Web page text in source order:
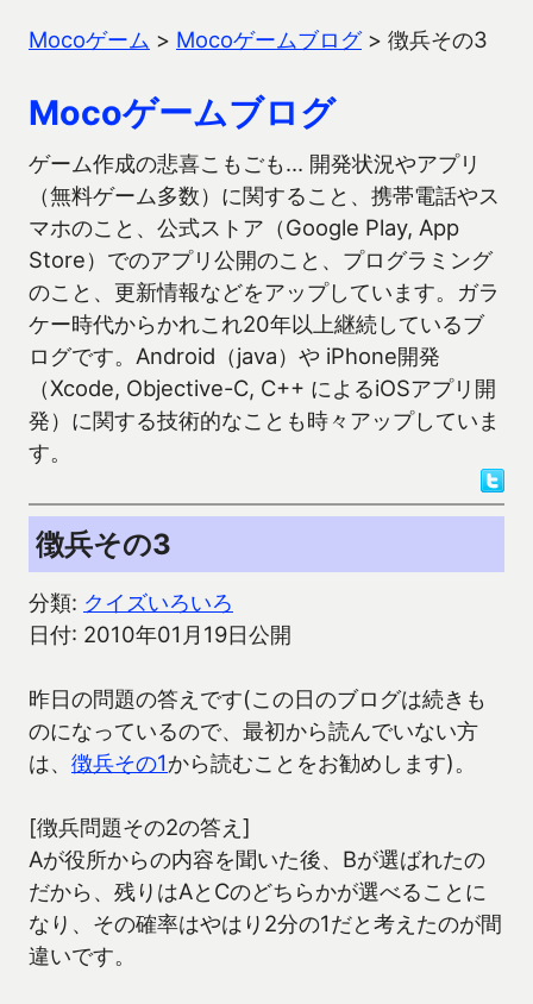
Mocoゲーム > Mocoゲームブログ> 徴兵その3
Mocoゲームブログ
ゲーム作成の悲喜こもごも… 開発状況やアプリ
（無料ゲーム多数）に関すること、携帯電話やス
マホのこと、公式ストア（Google Play, App
Store）でのアプリ公開のこと、プログラミング
のこと、更新情報などをアップしています。ガラ
ケー時代からかれこれ20年以上継続しているブ
ログです。Android（java）や iPhone開発
（Xcode, Objective-C, C++ によるiOSアプリ開
発）に関する技術的なことも時々アップしていま
す。
徴兵その3
分類: クイズいろいろ
日付: 2010年01月19日公開
昨日の問題の答えです(この日のブログは続きも
のになっているので、最初から読んでいない方
は、 徴兵その1から読むことをお勧めします)。
[徴兵問題その2の答え]
Aが役所からの内容を聞いた後、Bが選ばれたの
だから、残りはAとCのどちらかが選べることに
なり、その確率はやはり2分の1だと考えたのが間
違いです。